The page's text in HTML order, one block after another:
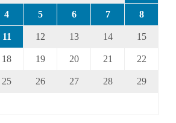
4 5 6 7 8
11 12 13 14 15
18 19 20 21 22
25 26 27 28 29